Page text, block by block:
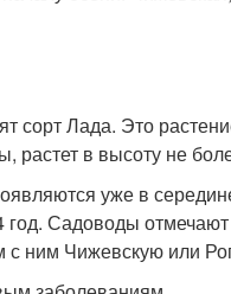
Лада. Это
в высоту не
уже в
год. Садоводы
с ним Чижевскую или